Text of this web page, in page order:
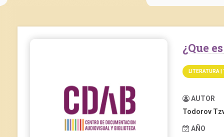
LITERATURA |
AUTOR
Todorov
AÑO